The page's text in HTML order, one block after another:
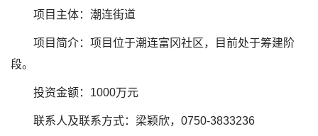
项目主体：潮连街道
项目简介：项目位于潮连富冈社区，目前处于筹建阶
段。
投资金额：1000万元
联系人及联系方式：梁颖欣，0750-3833236